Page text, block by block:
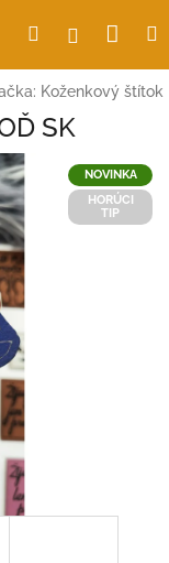
Hľadať
Koženkový štítok
SK
NOVINKA
HORÚCI
TIP